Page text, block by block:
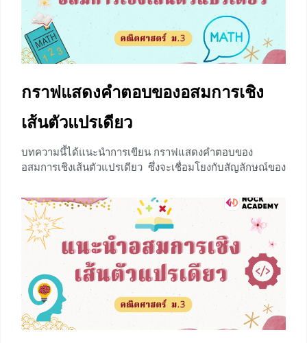
ให้อยู่ข้างเดียวกัน และจัดตัวเลขไว้อีกฝั่ง (นิยมจัดตัวแปรไว้
ด้านซ้ายของสัญลักษณ์อสมการ และจัดตัวเลขไว้ด้านขวาของ
สัญลักษณ์อสมการ) ถ้านำจำนวนลบ มาคูณ หรือ หาร
สัญลักษณ์ของอสมการจะเปลี่ยนเป็นสัญลักษณ์ตรงกันข้าม
ดังนี้
+5
กราฟแสดงคำตอบของอสมการเชิง
เส้นตัวแปรเดียว
บทความนี้ได้แนะนำการเขียน กราฟแสดงคำตอบของ
อสมการเชิงเส้นตัวแปรเดียว ซึ่งจะเชื่อมโยงกับสัญลักษณ์ของ
มากกว่าหรือเท่ากับ (≥), น้อยกว่าหรือเท่ากับ (≤) และ ไม่ท่า
กับ(≠) โดยเขียนแสดงบนเส้นจำนวน จุดทึบและจุดโปร่ง เรา
จะเลือกใช้จุดทึบ (•) และจุดโปร่ง (°) แทนสัญลักษณ์อสมการ
ดังนี้ มากกว่า
+3